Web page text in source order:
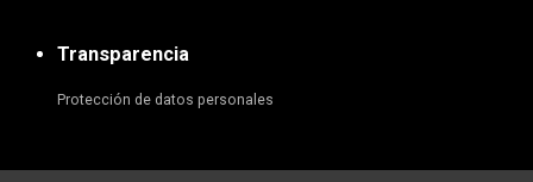
Transparencia
Protección de datos personales